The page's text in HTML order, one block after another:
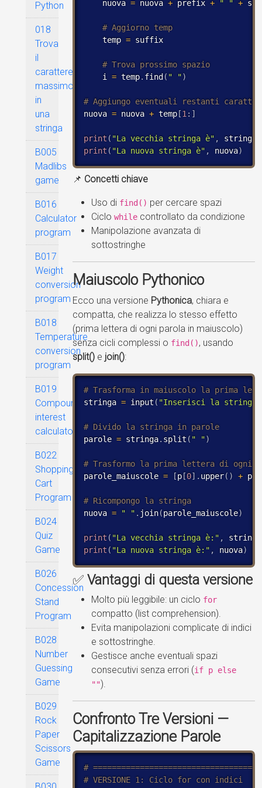
Python
018
Trova
il
carattere
massimo
in
una
stringa
B005
Madlibs
game
B016
Calculator
program
B017
Weight
conversion
program
B018
Temperature
conversion
program
B019
Compound
interest
calculator
B022
Shopping
Cart
Program
B024
Quiz
Game
B026
Concession
Stand
Program
B028
Number
Guessing
Game
B029
Rock
Paper
Scissors
Game
    nuova
= nuova + prefix + " " +
# Aggiorno temp
    temp
= suffix
# Trova prossimo spazio
    i
= temp. find ( " ")
nuova = nuova + temp[1 : ]
print ( "La vecchia stringa è" , stringa
print ( "La nuova stringa è" , nuova)
📌 Concetti chiave
Uso di find() per cercare spazi
Ciclo while controllato da condizione
Manipolazione avanzata di
sottostringhe
Maiuscolo Pythonico
Ecco una versione Pythonica, chiara e
compatta, che realizza lo stesso effetto
(prima lettera di ogni parola in maiuscolo)
senza cicli complessi o find(), usando
split() e join():
stringa = input ( "Inserisci la
# Divido la stringa in parole
parole = stringa. split ( " ")
parole_maiuscole = [p[0] . upper( ) + p[
# Ricompongo la stringa
nuova = " " . join(parole_maiuscole)
print ( "La vecchia stringa è:" , stringa
print ( "La nuova stringa è:" , nuova)
✅ Vantaggi di questa versione
Molto più leggibile: un ciclo for
compatto (list comprehension).
Evita manipolazioni complicate di indici
e sottostringhe.
Gestisce anche eventuali spazi
consecutivi senza errori (if p else
"").
Confronto Tre Versioni —
Capitalizzazione Parole